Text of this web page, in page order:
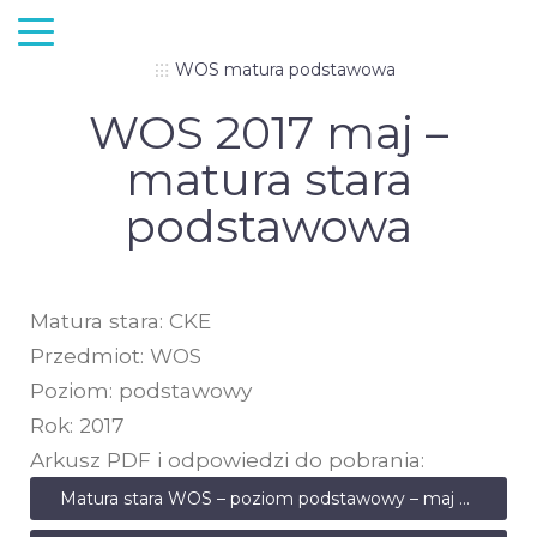
WOS matura podstawowa
WOS 2017 maj –
matura stara
podstawowa
Matura stara: CKE
Przedmiot: WOS
Poziom: podstawowy
Rok: 2017
Arkusz PDF i odpowiedzi do pobrania:
Matura stara WOS – poziom podstawowy – maj 2017